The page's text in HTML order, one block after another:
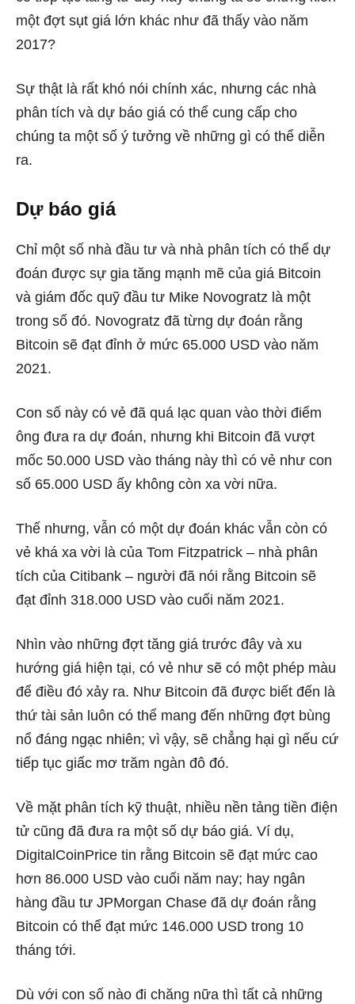
​​một đợt sụt giá lớn khác như đã thấy vào năm
2017?
Sự thật là rất khó nói chính xác, nhưng các nhà
phân tích và dự báo giá có thể cung cấp cho
chúng ta một số ý tưởng về những gì có thể diễn
ra.
Dự báo giá
Chỉ một số nhà đầu tư và nhà phân tích có thể dự
đoán được sự gia tăng mạnh mẽ của giá Bitcoin
và giám đốc quỹ đầu tư Mike Novogratz là một
trong số đó. Novogratz đã từng dự đoán rằng
Bitcoin sẽ đạt đỉnh ở mức 65.000 USD vào năm
2021.
Con số này có vẻ đã quá lạc quan vào thời điểm
ông đưa ra dự đoán, nhưng khi Bitcoin đã vượt
mốc 50.000 USD vào tháng này thì có vẻ như con
số 65.000 USD ấy không còn xa vời nữa.
Thế nhưng, vẫn có một dự đoán khác vẫn còn có
vẻ khá xa vời là của Tom Fitzpatrick – nhà phân
tích của Citibank – người đã nói rằng Bitcoin sẽ
đạt đỉnh 318.000 USD vào cuối năm 2021.
Nhìn vào những đợt tăng giá trước đây và xu
hướng giá hiện tại, có vẻ như sẽ có một phép màu
để điều đó xảy ra. Như Bitcoin đã được biết đến là
thứ tài sản luôn có thể mang đến những đợt bùng
nổ đáng ngạc nhiên; vì vậy, sẽ chẳng hại gì nếu cứ
tiếp tục giấc mơ trăm ngàn đô đó.
Về mặt phân tích kỹ thuật, nhiều nền tảng tiền điện
tử cũng đã đưa ra một số dự báo giá. Ví dụ,
DigitalCoinPrice tin rằng Bitcoin sẽ đạt mức cao
hơn 86.000 USD vào cuối năm nay; hay ngân
hàng đầu tư JPMorgan Chase đã dự đoán rằng
Bitcoin có thể đạt mức 146.000 USD trong 10
tháng tới.
Dù với con số nào đi chăng nữa thì tất cả những